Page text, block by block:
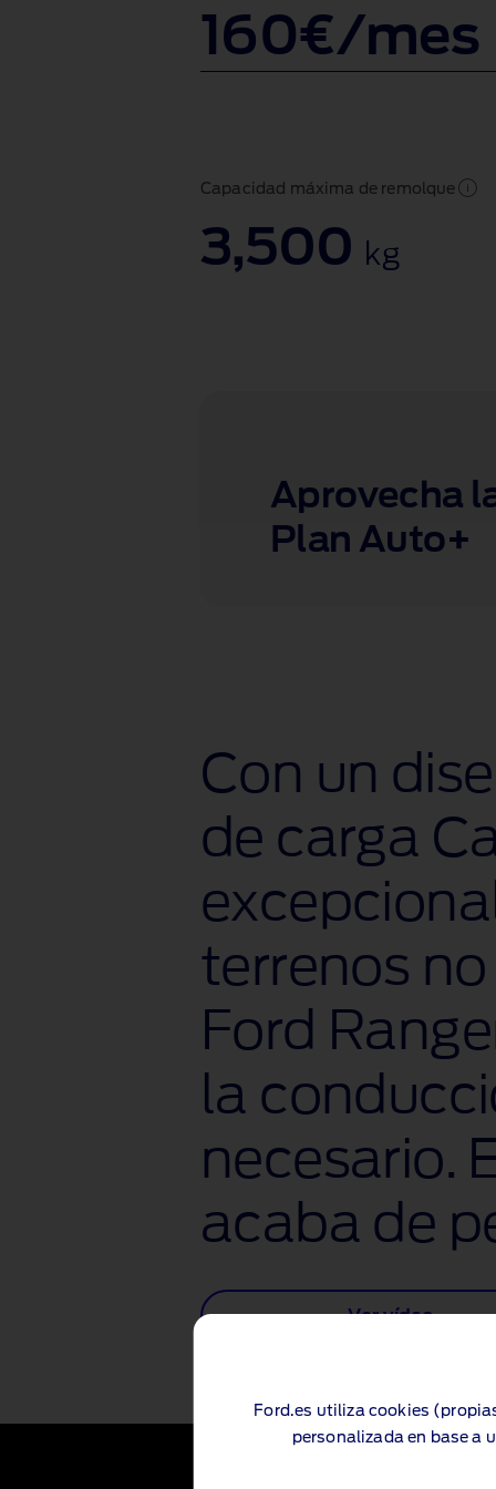
160€/mes
Capacidad máxima de remolque
3,500 kg
Aprovecha
Plan Auto+
Con un
de carga
terrenos
Ford
la
necesario.
acaba de
Ver vídeo
Ford.es utiliza cookies
personalizada en base a